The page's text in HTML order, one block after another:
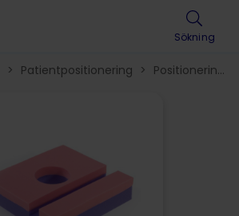
Sökning
> Patientpositionering >